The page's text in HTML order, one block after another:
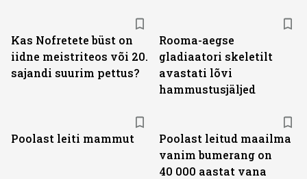
Kas Nofretete büst on
iidne meistriteos või 20.
sajandi suurim pettus?
Rooma-aegse
gladiaatori skeletilt
avastati lõvi
hammustusjäljed
Poolast leiti mammut
Poolast leitud maailma
vanim bumerang on
40 000 aastat vana